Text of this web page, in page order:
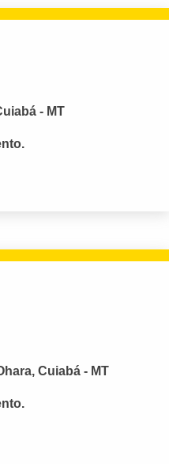
- MT
Cuiabá - MT